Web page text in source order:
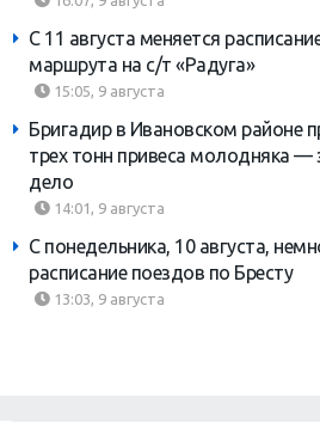
С 11 августа меняется
маршрута на с/т «Радуга»
15:05, 9 августа
Бригадир в Ивановском районе
трех тонн привеса молодняка —
дело
14:01, 9 августа
С понедельника, 10 августа,
расписание поездов по Бресту
13:03, 9 августа